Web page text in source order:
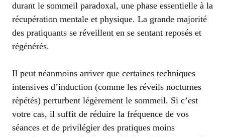
durant le sommeil paradoxal, une phase essentielle à la
récupération mentale et physique. La grande majorité
des pratiquants se réveillent en se sentant reposés et
régénérés.
Il peut néanmoins arriver que certaines techniques
intensives d’induction (comme les réveils nocturnes
répétés) perturbent légèrement le sommeil. Si c’est
votre cas, il suffit de réduire la fréquence de vos
séances et de privilégier des pratiques moins